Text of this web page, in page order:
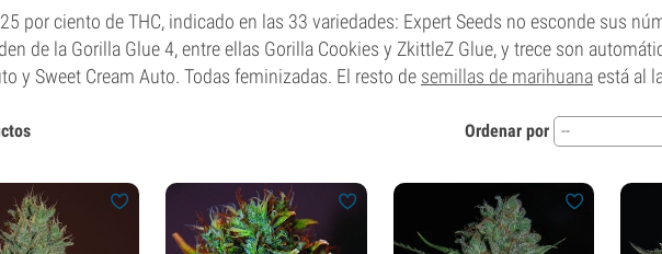
por ciento de THC, indicado en las 33 variedades: Expert Seeds no esconde sus
de la Gorilla Glue 4, entre ellas Gorilla Cookies y ZkittleZ Glue, y trece son
y Sweet Cream Auto. Todas feminizadas. El resto de semillas de marihuanaestá al
Ordenar por --